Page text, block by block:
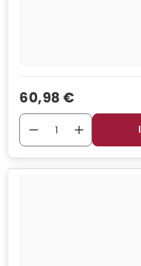
Verkaufspreis
60,98 €